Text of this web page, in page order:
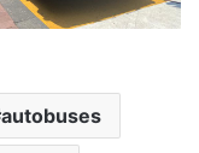
autobuses